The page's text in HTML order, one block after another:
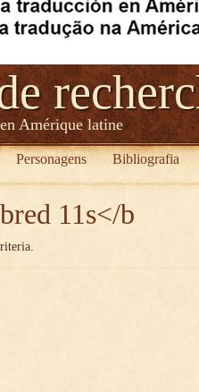
Amérique latine
Personagens Bibliografia
bred 11s</b